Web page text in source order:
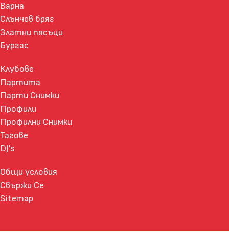
Варна
Слънчев бряг
Златни пясъци
Бургас
Клубове
Партита
Парти Снимки
Профили
Профилни Снимки
Тагове
DJ's
Общи условия
Свържи Се
Sitemap